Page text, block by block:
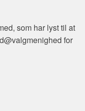
som har lyst til at
for